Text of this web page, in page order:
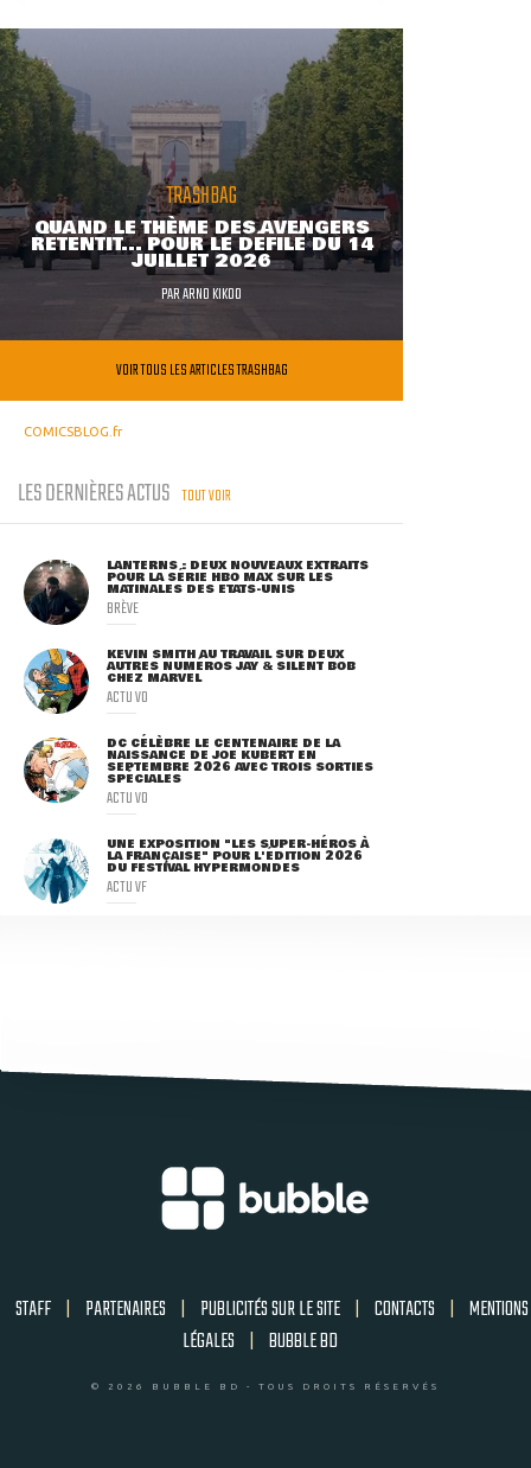
TRASHBAG
QUAND LE THÈME DES AVENGERS
RETENTIT... POUR LE DÉFILÉ DU 14
JUILLET 2026
PARARNO KIKOO
VOIR TOUS LES ARTICLES TRASHBAG
COMICSBLOG.fr
LES DERNIÈRES ACTUS TOUT VOIR
LANTERNS : DEUX NOUVEAUX EXTRAITS
POUR LA SÉRIE HBO MAX SUR LES
MATINALES DES ETATS-UNIS
BRÈVE
KEVIN SMITH AU TRAVAIL SUR DEUX
AUTRES NUMÉROS JAY & SILENT BOB
CHEZ MARVEL
ACTU VO
DC CÉLÈBRE LE CENTENAIRE DE LA
NAISSANCE DE JOE KUBERT EN
SEPTEMBRE 2026 AVEC TROIS SORTIES
SPÉCIALES
ACTU VO
UNE EXPOSITION "LES SUPER-HÉROS À
LA FRANÇAISE" POUR L'ÉDITION 2026
DU FESTIVAL HYPERMONDES
ACTU VF
STAFF | PARTENAIRES | PUBLICITÉS SUR LE SITE | CONTACTS | MENTIONS
LÉGALES | BUBBLE BD
© 2026 BUBBLE BD - TOUS DROITS RÉSERVÉS